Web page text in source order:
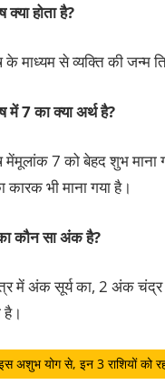
होता है?
के माध्यम से व्यक्ति की जन्म
में 7 का क्या अर्थ है?
मेंमूलांक 7 को बेहद शुभ माना
भी माना गया है।
कौन सा अंक है?
में अंक सूर्य का, 2 अंक
अशुभ योग से, इन 3 राशियों को